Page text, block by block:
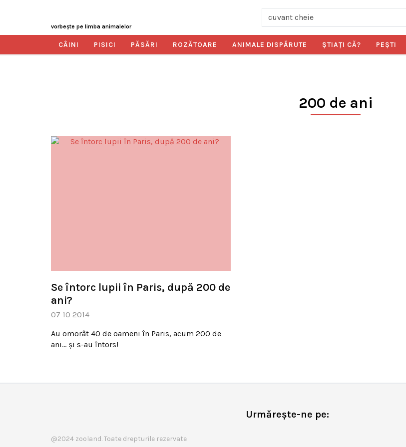
vorbeşte pe limba animalelor
CÂINI PISICI PĂSĂRI ROZĂTOARE ANIMALE DISPĂRUTE ŞTIAŢI CĂ? PEŞTI
200 de ani
Se întorc lupii în Paris, după 200 de
ani?
07 10 2014
Au omorât 40 de oameni în Paris, acum 200 de
ani… şi s-au întors!
@2024 zooland. Toate drepturile rezervate
Urmărește-ne pe: